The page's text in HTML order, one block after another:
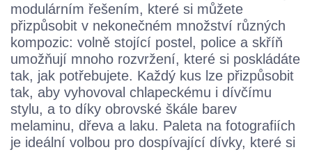
modulárním řešením, které si můžete
přizpůsobit v nekonečném množství různých
kompozic: volně stojící postel, police a skříň
umožňují mnoho rozvržení, které si poskládáte
tak, jak potřebujete. Každý kus lze přizpůsobit
tak, aby vyhovoval chlapeckému i dívčímu
stylu, a to díky obrovské škále barev
melaminu, dřeva a laku. Paleta na fotografiích
je ideální volbou pro dospívající dívky, které si